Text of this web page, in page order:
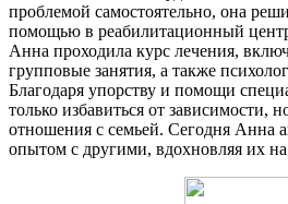
проблемой самостоятельно, она
помощью в реабилитационный
Анна проходила курс лечения,
групповые занятия, а также
Благодаря упорству и помощи
только избавиться от зависимости,
отношения с семьей. Сегодня Анна
опытом с другими, вдохновляя их